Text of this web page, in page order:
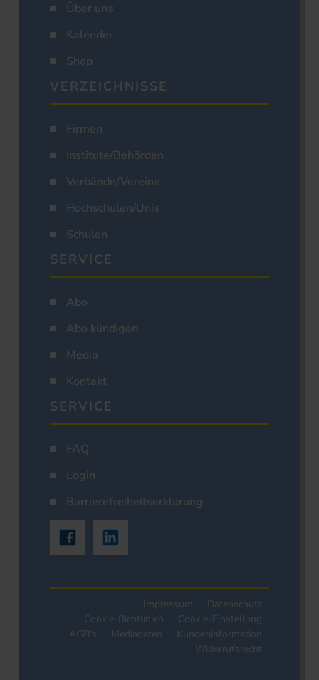
Über uns
Kalender
Shop
VERZEICHNISSE
Firmen
Institute/Behörden
Verbände/Vereine
Hochschulen/Unis
Schulen
SERVICE
Abo
Abo kündigen
Media
Kontakt
SERVICE
FAQ
Login
Barrierefreiheitserklärung
Impressum
Datenschutz
Cookie-Richtlinien
Cookie-Einstellung
AGB's
Mediadaten
Kundeninformation
Widerrufsrecht